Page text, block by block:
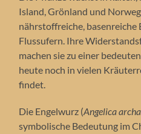
Island, Grönland und
nährstoffreiche, basenreiche
Flussufern. Ihre
machen sie zu einer
heute noch in vielen
findet.
Die Engelwurz (Angelica
symbolische Bedeutung im